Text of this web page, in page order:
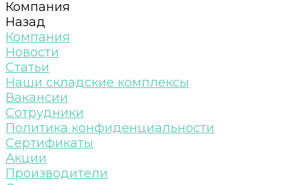
Компания
Назад
Компания
Новости
Статьи
Наши складские комплексы
Вакансии
Сотрудники
Политика конфиденциальности
Сертификаты
Акции
Производители